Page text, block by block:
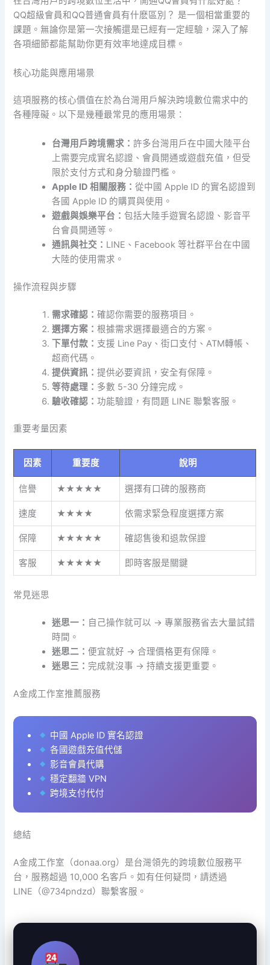
QQ超級會員和QQ普通會員有什麽區別？ 是一個相當重要的
課題。無論你是第一次接觸還是已經有一定經驗，深入了解
各項細節都能幫助你更有效率地達成目標。
核心功能與應用場景
這項服務的核心價值在於為台灣用戶解決跨境數位需求中的
各種障礙。以下是幾種最常見的應用場景：
台灣用戶跨境需求：許多台灣用戶在中國大陸平台
上需要完成實名認證、會員開通或遊戲充值，但受
限於支付方式和身分驗證門檻。
Apple ID 相關服務：從中國 Apple ID 的實名認證到
各國 Apple ID 的購買與使用。
遊戲與娛樂平台：包括大陸手遊實名認證、影音平
台會員開通等。
通訊與社交： LINE、Facebook 等社群平台在中國
大陸的使用需求。
操作流程與步驟
需求確認：確認你需要的服務項目。
選擇方案：根據需求選擇最適合的方案。
下單付款： 支援 Line Pay、街口支付、ATM轉帳、
超商代碼。
提供資訊：提供必要資訊，安全有保障。
等待處理： 多數 5-30 分鐘完成。
驗收確認：功能驗證，有問題 LINE 聯繫客服。
重要考量因素
因素 重要度 說明
信譽 ★★★★★ 選擇有口碑的服務商
速度 ★★★★ 依需求緊急程度選擇方案
保障 ★★★★★ 確認售後和退款保證
客服 ★★★★★ 即時客服是關鍵
常見迷思
迷思一： 自己操作就可以 → 專業服務省去大量試錯
時間。
迷思二：便宜就好 → 合理價格更有保障。
迷思三： 完成就沒事 → 持續支援更重要。
A金成工作室推薦服務
中國 Apple ID 實名認證
各國遊戲充值代儲
影音會員代購
穩定翻牆 VPN
跨境支付代付
總結
A金成工作室（donaa.org）是台灣領先的跨境數位服務平
台，服務超過 10,000 名客戶。如有任何疑問，請透過
LINE（@734pndzd）聯繫客服。